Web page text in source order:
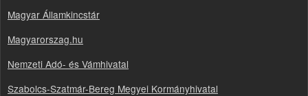
Magyar Államkincstár
Magyarorszag.hu
Nemzeti Adó- és Vámhivatal
Szabolcs-Szatmár-Bereg Megyei Kormányhivatal